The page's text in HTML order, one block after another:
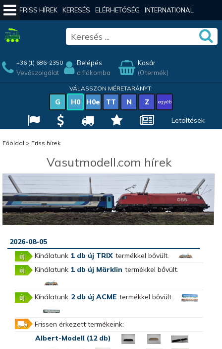
FRISS HÍREK KERESÉS ELÉRHETŐSÉG INTERNATIONAL
+36 (1) 686-2350
Vevőszolgálat
Belépés
a fiókomba
Kosár
(0 termék)
VÁLASSZON MÉRETARÁNYT:
G H0 H0e TT N Z egyéb
Letöltések
Főoldal > Friss hírek
Vasutmodell.com hírek
2026-08-05
Kínálatunk 1 db új TRIX termékkel bővült.
Kínálatunk 1 db új Märklin termékkel bővült.
Kínálatunk 2 db új ACME termékkel bővült.
Frissen érkezett termékeink:
Albert-Modell (12 db)